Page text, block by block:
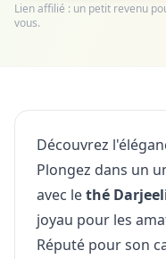
Lien affilié : un petit revenu
vous.
Découvrez
Plongez dans un
avec lethé
joyau pour les
Réputé pour son